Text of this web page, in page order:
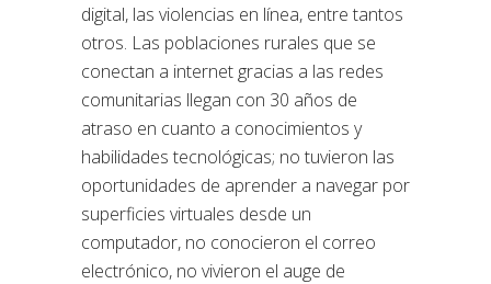
digital, las violencias en línea, entre tantos
otros. Las poblaciones rurales que se
conectan a internet gracias a las redes
comunitarias llegan con 30 años de
atraso en cuanto a conocimientos y
habilidades tecnológicas; no tuvieron las
oportunidades de aprender a navegar por
superficies virtuales desde un
computador, no conocieron el correo
electrónico, no vivieron el auge de